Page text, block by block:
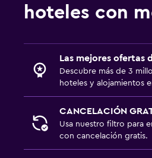
hoteles con
Las mejores ofertas
Descubre más de 3
hoteles y alojamientos
CANCELACIÓN
Usa nuestro filtro para
con cancelación gratis.